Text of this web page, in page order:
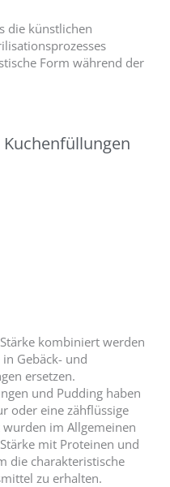
die künstlichen
Form während der
kombiniert werden
Gebäck- und
ersetzen.
und Pudding haben
oder eine zähflüssige
im Allgemeinen
mit Proteinen und
die charakteristische
zu erhalten.